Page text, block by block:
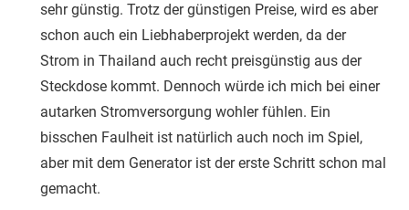
sehr günstig. Trotz der günstigen Preise, wird es aber
schon auch ein Liebhaberprojekt werden, da der
Strom in Thailand auch recht preisgünstig aus der
Steckdose kommt. Dennoch würde ich mich bei einer
autarken Stromversorgung wohler fühlen. Ein
bisschen Faulheit ist natürlich auch noch im Spiel,
aber mit dem Generator ist der erste Schritt schon mal
gemacht.